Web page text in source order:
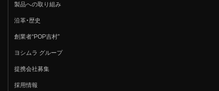
製品への取り組み
沿革・歴史
創業者“POP吉村”
ヨシムラ グループ
提携会社募集
採用情報